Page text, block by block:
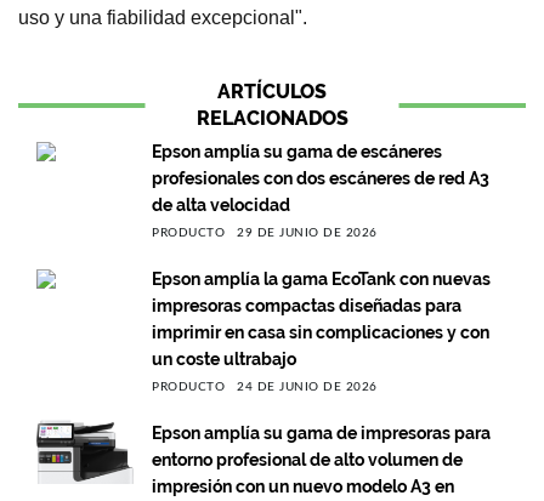
uso y una fiabilidad excepcional".
ARTÍCULOS
RELACIONADOS
Epson amplía su gama de escáneres
profesionales con dos escáneres de red A3
de alta velocidad
PRODUCTO 29 DE JUNIO DE 2026
Epson amplía la gama EcoTank con nuevas
impresoras compactas diseñadas para
imprimir en casa sin complicaciones y con
un coste ultrabajo
PRODUCTO 24 DE JUNIO DE 2026
Epson amplía su gama de impresoras para
entorno profesional de alto volumen de
impresión con un nuevo modelo A3 en